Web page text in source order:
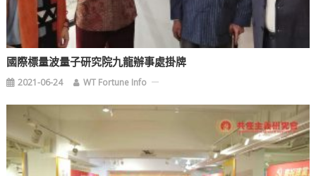
國際標量波量子研究院九龍辦事處掛牌
2021-06-24 WT Fortune Info